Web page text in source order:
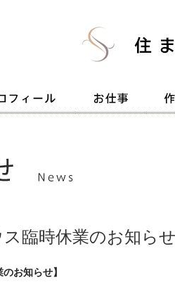
臨時休業のお知ら
お知らせ】